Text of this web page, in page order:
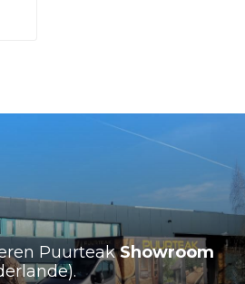
PuurteakShowroom